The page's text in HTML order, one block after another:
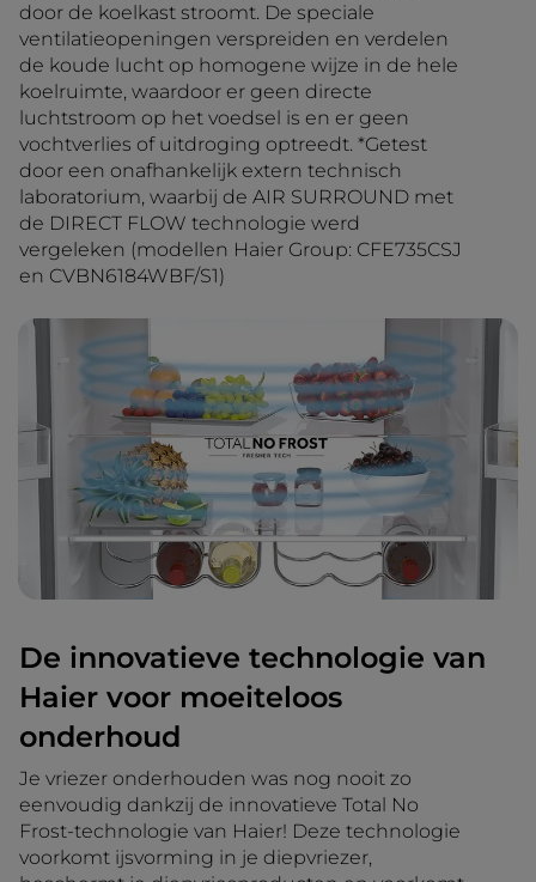
door de koelkast stroomt. De speciale
ventilatieopeningen verspreiden en verdelen
de koude lucht op homogene wijze in de hele
koelruimte, waardoor er geen directe
luchtstroom op het voedsel is en er geen
vochtverlies of uitdroging optreedt. *Getest
door een onafhankelijk extern technisch
laboratorium, waarbij de AIR SURROUND met
de DIRECT FLOW technologie werd
vergeleken (modellen Haier Group: CFE735CSJ
en CVBN6184WBF/S1)
De innovatieve technologie van
Haier voor moeiteloos
onderhoud
Je vriezer onderhouden was nog nooit zo
eenvoudig dankzij de innovatieve Total No
Frost-technologie van Haier! Deze technologie
voorkomt ijsvorming in je diepvriezer,